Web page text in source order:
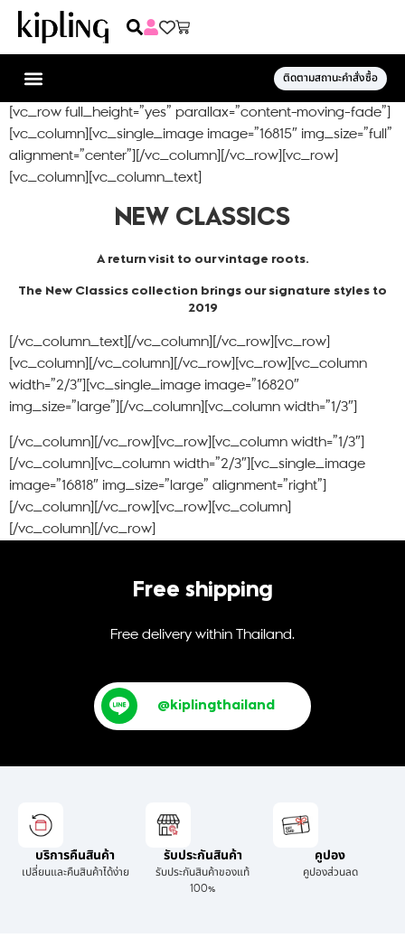
ติดตามสถานะคำสั่งซื้อ
[vc_row full_height=”yes” parallax=”content-moving-fade”]
[vc_column][vc_single_image image=”16815″ img_size=”full”
alignment=”center”][/vc_column][/vc_row][vc_row]
[vc_column][vc_column_text]
NEW CLASSICS
A return visit to our vintage roots.
The New Classics collection brings our signature styles to
2019
[/vc_column_text][/vc_column][/vc_row][vc_row]
[vc_column][/vc_column][/vc_row][vc_row][vc_column
width=”2/3″][vc_single_image image=”16820″
img_size=”large”][/vc_column][vc_column width=”1/3″]
[/vc_column][/vc_row][vc_row][vc_column width=”1/3″]
[/vc_column][vc_column width=”2/3″][vc_single_image
image=”16818″ img_size=”large” alignment=”right”]
[/vc_column][/vc_row][vc_row][vc_column]
[/vc_column][/vc_row]
Free shipping
Free delivery within Thailand.
@kiplingthailand
บริการคืนสินค้า
เปลี่ยนและคืนสินค้าได้ง่าย
รับประกันสินค้า
รับประกันสินค้าของแท้
100%
คูปอง
คูปองส่วนลด